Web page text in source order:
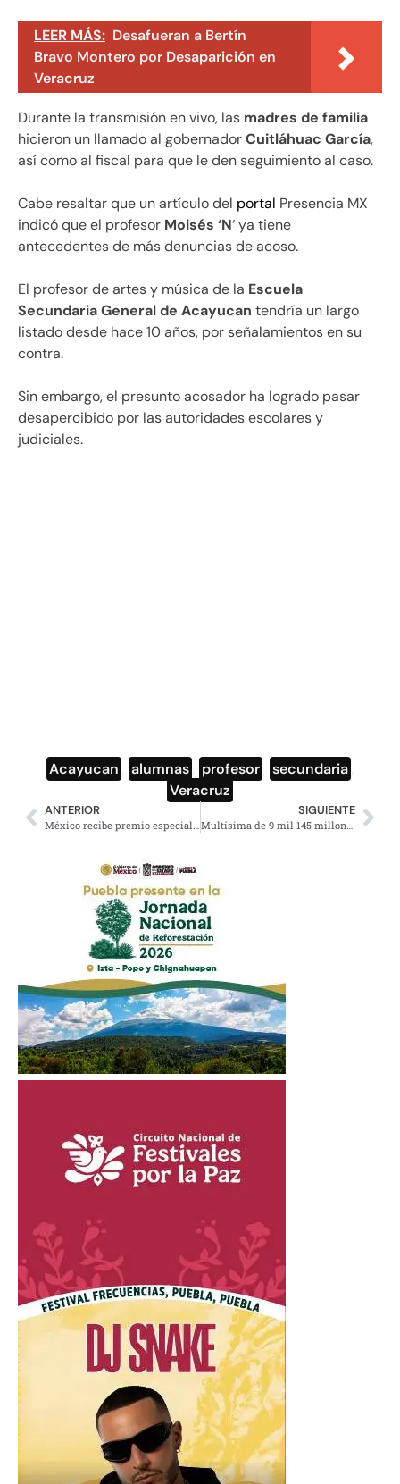
LEER MÁS: Desafueran a Bertín
Bravo Montero por Desaparición en
Veracruz
Durante la transmisión en vivo, las madres de familia
hicieron un llamado al gobernadorCuitláhuac García,
así como al fiscal para que le den seguimiento al caso.
Cabe resaltar que un artículo del portal Presencia MX
indicó que el profesor Moisés ‘N‘ ya tiene
antecedentes de más denuncias de acoso.
El profesor de artes y música de la Escuela
Secundaria General de Acayucan tendría un largo
listado desde hace 10 años, por señalamientos en su
contra.
Sin embargo, el presunto acosador ha logrado pasar
desapercibido por las autoridades escolares y
judiciales.
Acayucan alumnas profesor secundaria
Veracruz
ANTERIOR
México recibe premio especial OMS por control del tabaco
SIGUIENTE
Multísima de 9 mil 145 millones a Iberdrola por venta ilegal de energía